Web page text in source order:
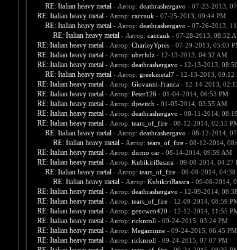
RE: Italian heavy metal - Автор: deathrashergavo - 07-23-2013,
RE: Italian heavy metal - Автор: caccauk - 07-25-2013, 09:44 PM
RE: Italian heavy metal - Автор: deathrashergavo - 07-26-2013,
RE: Italian heavy metal - Автор: caccauk - 07-28-2013, 08:52
RE: Italian heavy metal - Автор: CharleyYpres- 07-29-2013, 05:03
RE: Italian heavy metal - Автор: uberlulz- 12-13-2013, 04:32 AM
RE: Italian heavy metal - Автор: deathrashergavo - 12-13-2013,
RE: Italian heavy metal - Автор: greekmetal7- 12-13-2013, 09:12
RE: Italian heavy metal - Автор: Giovanni-Franca- 12-14-2013,
RE: Italian heavy metal - Автор: Peter126- 01-04-2014, 06:53 PM
RE: Italian heavy metal - Автор: djswitch - 01-05-2014, 03:55 AM
RE: Italian heavy metal - Автор: deathrashergavo - 08-11-2014,
RE: Italian heavy metal - Автор: tears_of_fire- 08-12-2014, 02:15
RE: Italian heavy metal - Автор: deathrashergavo - 08-12-2014,
RE: Italian heavy metal - Автор: tears_of_fire- 08-12-2014,
RE: Italian heavy metal - Автор: dicmo car- 08-14-2014, 09:59 AM
RE: Italian heavy metal - Автор: KubikiriBasara- 09-08-2014, 04:27
RE: Italian heavy metal - Автор: tears_of_fire- 09-08-2014, 04:38
RE: Italian heavy metal - Автор: KubikiriBasara- 09-08-2014,
RE: Italian heavy metal - Автор: deathrashergavo - 12-09-2014,
RE: Italian heavy metal - Автор: tears_of_fire- 12-09-2014, 08:59
RE: Italian heavy metal - Автор: genewen420 - 12-12-2014, 11:55
RE: Italian heavy metal - Автор: ricknroll - 09-24-2015, 03:24 PM
RE: Italian heavy metal - Автор: Megaminne- 09-24-2015, 06:45 PM
RE: Italian heavy metal - Автор: ricknroll - 09-24-2015, 07:07 PM